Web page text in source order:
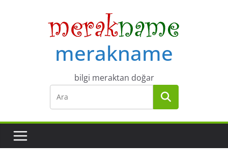
merakname
bilgi meraktan doğar